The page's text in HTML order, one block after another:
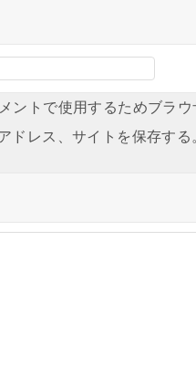
ントで使用するためブラ
ドレス、サイトを保存する